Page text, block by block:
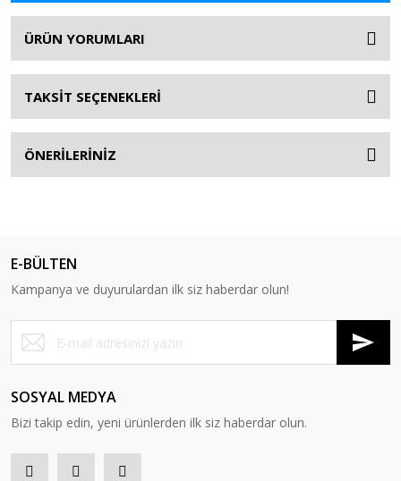
ÜRÜN YORUMLARI
TAKSİT SEÇENEKLERİ
ÖNERİLERİNİZ
E-BÜLTEN
Kampanya ve duyurulardan ilk siz haberdar olun!
SOSYAL MEDYA
Bizi takip edin, yeni ürünlerden ilk siz haberdar olun.